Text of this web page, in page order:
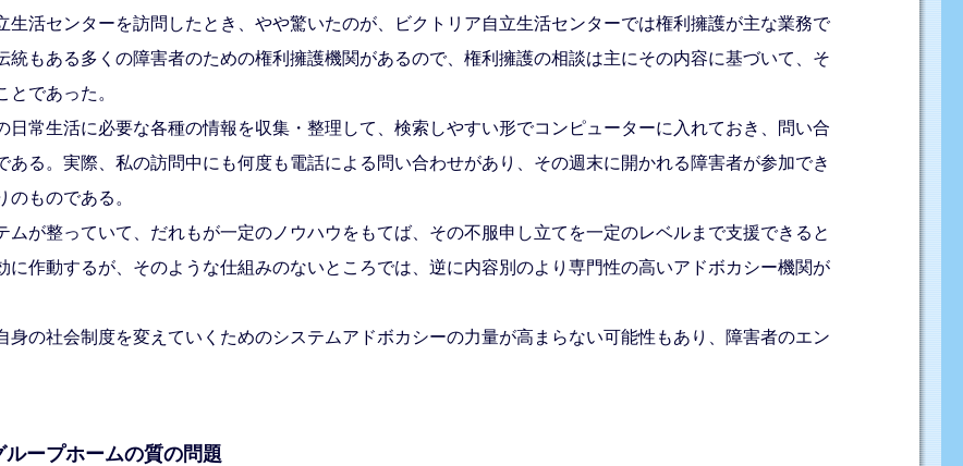
活センターを訪問したとき、やや驚いたのが、ビクトリア自立生活センターでは権利擁護が主な業務で
もある多くの障害者のための権利擁護機関があるので、権利擁護の相談は主にその内容に基づいて、そ
であった。
常生活に必要な各種の情報を収集・整理して、検索しやすい形でコンピューターに入れておき、問い合
る。実際、私の訪問中にも何度も電話による問い合わせがあり、その週末に開かれる障害者が参加でき
ものである。
が整っていて、だれもが一定のノウハウをもてば、その不服申し立てを一定のレベルまで支援できると
作動するが、そのような仕組みのないところでは、逆に内容別のより専門性の高いアドボカシー機関が
の社会制度を変えていくためのシステムアドボカシーの力量が高まらない可能性もあり、障害者のエン
ープホームの質の問題